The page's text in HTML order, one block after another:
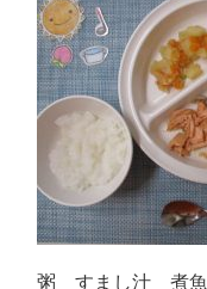
粥 すまし汁 煮魚